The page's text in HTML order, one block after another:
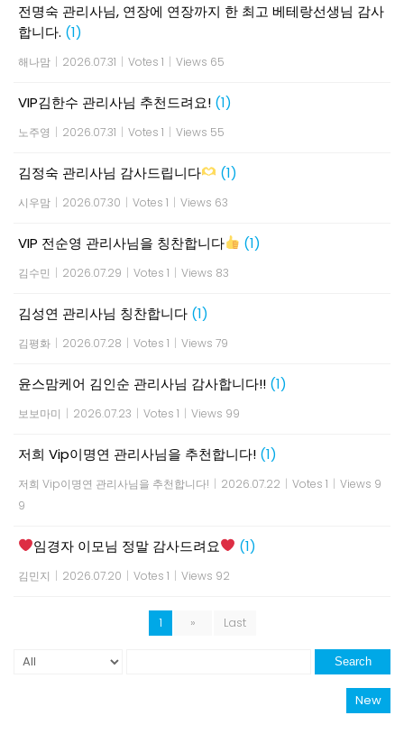
전명숙 관리사님, 연장에 연장까지 한 최고 베테랑선생님 감사
합니다. (1)
해나맘 | 2026.07.31 | Votes 1 | Views 65
VIP김한수 관리사님 추천드려요! (1)
노주영 | 2026.07.31 | Votes 1 | Views 55
김정숙 관리사님 감사드립니다 (1)
시우맘 | 2026.07.30 | Votes 1 | Views 63
VIP 전순영 관리사님을 칭찬합니다 (1)
김수민 | 2026.07.29 | Votes 1 | Views 83
김성연 관리사님 칭찬합니다 (1)
김평화 | 2026.07.28 | Votes 1 | Views 79
윤스맘케어 김인순 관리사님 감사합니다!! (1)
보보마미 | 2026.07.23 | Votes 1 | Views 99
저희 Vip이명연 관리사님을 추천합니다! (1)
저희 Vip이명연 관리사님을 추천합니다! | 2026.07.22 | Votes 1 | Views 9
9
임경자 이모님 정말 감사드려요 (1)
김민지 | 2026.07.20 | Votes 1 | Views 92
1 » Last
Search
New